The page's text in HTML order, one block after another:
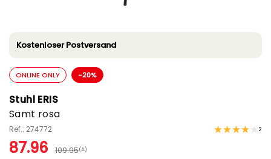
Kostenloser Postversand
ONLINE ONLY -20%
Stuhl ERIS
Samt rosa
Ref.: 274772 2
87.96 109.95(A)